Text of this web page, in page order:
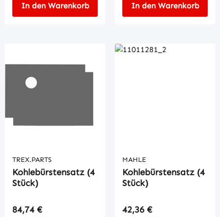
In den Warenkorb In den Warenkorb
TREX.PARTS
Kohlebürstensatz (4
Stück)
Regulärer Preis:
84,74 €
MAHLE
Kohlebürstensatz (4
Stück)
Regulärer Preis:
42,36 €